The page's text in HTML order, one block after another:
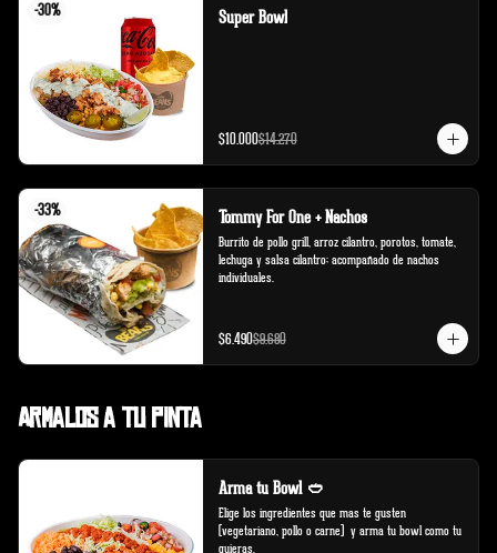
-30% Super Bowl
$10.000$14.270
-33% Tommy For One + Nachos
Burrito de pollo grill, arroz cilantro, porotos, tomate,
lechuga y salsa cilantro; acompañado de nachos
individuales.
$6.490$9.680
Armalos a tu pinta
Arma tu Bowl 🥙
Elige los ingredientes que mas te gusten
(vegetariano, pollo o carne)  y arma tu bowl como tu
quieras.